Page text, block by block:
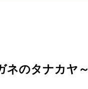
ネのタナカヤ～